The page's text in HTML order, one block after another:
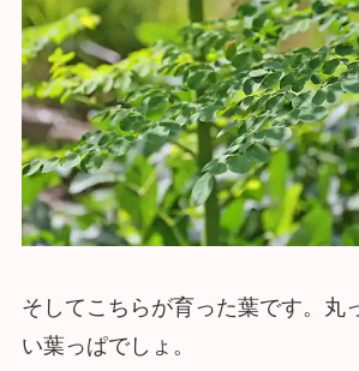
そしてこちらが育った葉です。丸
い葉っぱでしょ。